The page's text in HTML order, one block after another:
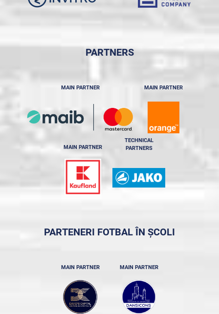
PARTNERS
MAIN PARTNER MAIN PARTNER
MAIN PARTNER
TECHNICAL
PARTNERS
PARTENERI FOTBAL ÎN ȘCOLI
MAIN PARTNER MAIN PARTNER